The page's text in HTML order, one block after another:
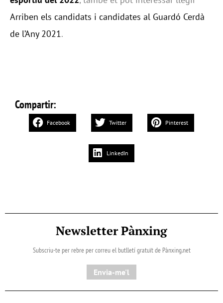
Arriben els candidats i candidates al Guardó Cerdà
de l’Any 2021.
Compartir:
Facebook Twitter Pinterest
LinkedIn
Newsletter Pànxing
Subscriu-te per rebre per correu el butlletí gratuït de Pànxing.net​
Envia-me'l